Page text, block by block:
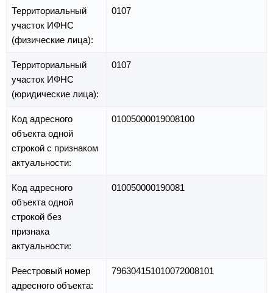
Территориальный
участок ИФНС
(физические лица):
0107
Территориальный
участок ИФНС
(юридические лица):
0107
Код адресного
объекта одной
строкой с признаком
актуальности:
01005000019008100
Код адресного
объекта одной
строкой без
признака
актуальности:
010050000190081
Реестровый номер
адресного объекта:
796304151010072008101